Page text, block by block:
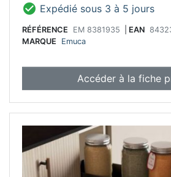
 Expédié sous 3 à 5 jours
RÉFÉRENCE EM 8381935 EAN
MARQUE
Emuca
Accéder à la fiche